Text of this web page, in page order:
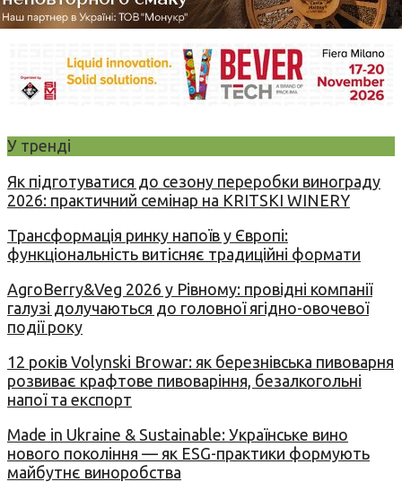
У тренді
Як підготуватися до сезону переробки винограду
2026: практичний семінар на KRITSKI WINERY
Трансформація ринку напоїв у Європі:
функціональність витісняє традиційні формати
AgroBerry&Veg 2026 у Рівному: провідні компанії
галузі долучаються до головної ягідно-овочевої
події року
12 років Volynski Browar: як березнівська пивоварня
розвиває крафтове пивоваріння, безалкогольні
напої та експорт
Made in Ukraine & Sustainable: Українське вино
нового покоління — як ESG-практики формують
майбутнє виноробства